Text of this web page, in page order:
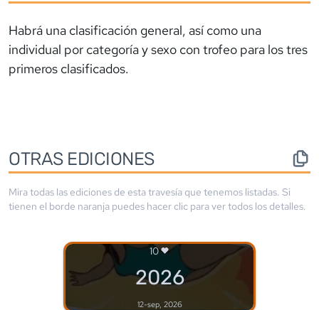
Habrá una clasificación general, así como una
individual por categoría y sexo con trofeo para los tres
primeros clasificados.
OTRAS EDICIONES
Mira todas las ediciones de esta travesía que tenemos listadas. Si
tienen el borde naranja puedes hacer clic para ver todos los detalles.
10
2026
12-sep, 2026